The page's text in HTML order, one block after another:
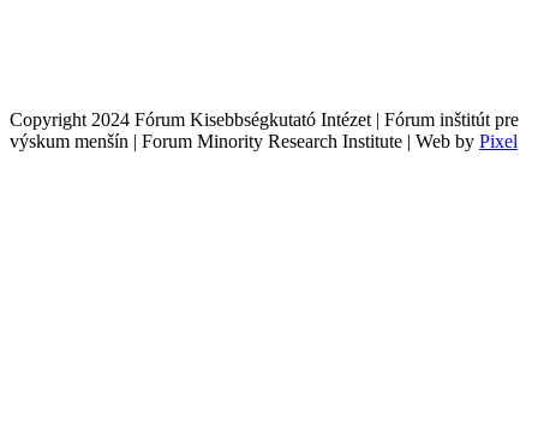
Copyright 2024 Fórum Kisebbségkutató Intézet | Fórum inštitút pre
výskum menšín | Forum Minority Research Institute | Web by Pixel